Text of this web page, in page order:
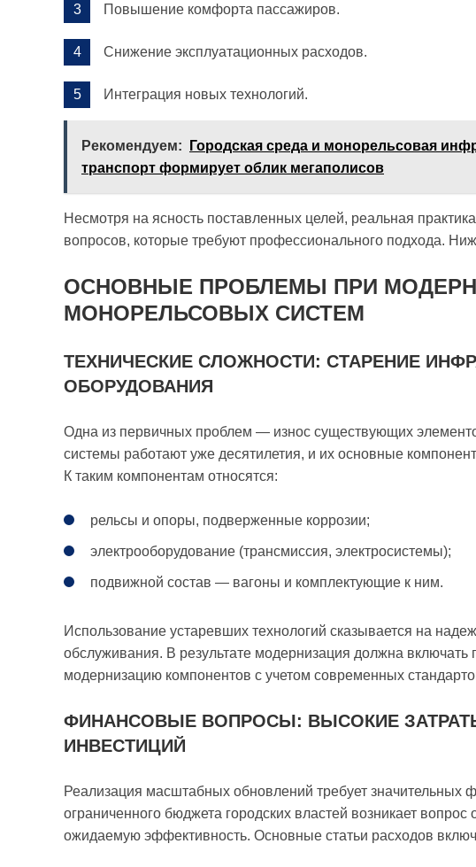
Повышение комфорта пассажиров.
Снижение эксплуатационных расходов.
Интеграция новых технологий.
Рекомендуем:
Городская среда и монорельсовая
транспорт формирует облик мегаполисов
Несмотря на ясность поставленных целей, реальная
вопросов, которые требуют профессионального подхода.
ОСНОВНЫЕ ПРОБЛЕМЫ ПРИ
МОНОРЕЛЬСОВЫХ СИСТЕМ
ТЕХНИЧЕСКИЕ СЛОЖНОСТИ: СТАРЕНИЕ
ОБОРУДОВАНИЯ
Одна из первичных проблем — износ существующих
системы работают уже десятилетия, и их основные
К таким компонентам относятся:
рельсы и опоры, подверженные коррозии;
электрооборудование (трансмиссия, электросистемы);
подвижной состав — вагоны и комплектующие к ним.
Использование устаревших технологий сказывается на
обслуживания. В результате модернизация должна
модернизацию компонентов с учетом современных
ФИНАНСОВЫЕ ВОПРОСЫ: ВЫСОКИЕ
ИНВЕСТИЦИЙ
Реализация масштабных обновлений требует значительных
ограниченного бюджета городских властей возникает
ожидаемую эффективность. Основные статьи расходов